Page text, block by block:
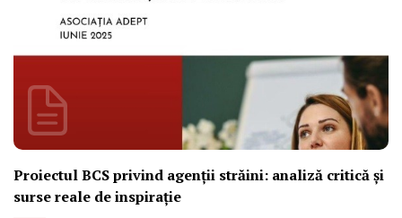
Proiectul BCS privind agenții străini: analiză critică și
surse reale de inspirație